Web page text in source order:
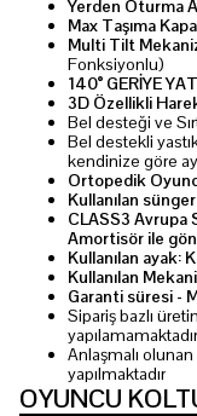
Yerden Oturma
Max Taşıma
Multi Tilt
Fonksiyonlu)
140° GERİYE
3D Özellikli
Bel desteği ve
Bel destekli
kendinize göre
Ortopedik
Kullanılan
CLASS3 Avrupa
Amortisör ile
Kullanılan ayak:
Kullanılan
Garanti süresi -
Sipariş bazlı
yapılamamaktadır
Anlaşmalı
yapılmaktadır
OYUNCU